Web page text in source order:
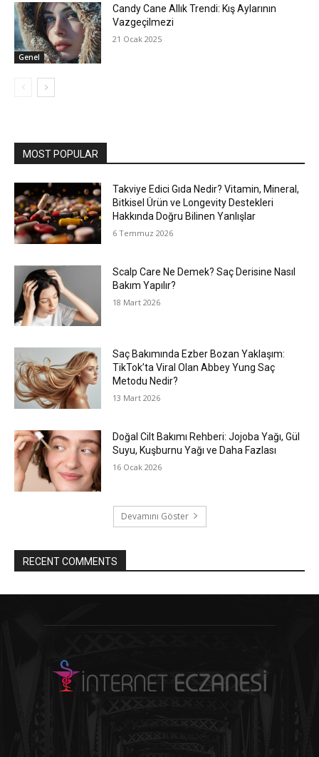
Genel
Candy Cane Allık Trendi: Kış Aylarının
Vazgeçilmezi
21 Ocak 2025
MOST POPULAR
Takviye Edici Gıda Nedir? Vitamin, Mineral,
Bitkisel Ürün ve Longevity Destekleri
Hakkında Doğru Bilinen Yanlışlar
6 Temmuz 2026
Scalp Care Ne Demek? Saç Derisine Nasıl
Bakım Yapılır?
18 Mart 2026
Saç Bakımında Ezber Bozan Yaklaşım:
TikTok’ta Viral Olan Abbey Yung Saç
Metodu Nedir?
13 Mart 2026
Doğal Cilt Bakımı Rehberi: Jojoba Yağı, Gül
Suyu, Kuşburnu Yağı ve Daha Fazlası
16 Ocak 2026
Devamını Göster
RECENT COMMENTS